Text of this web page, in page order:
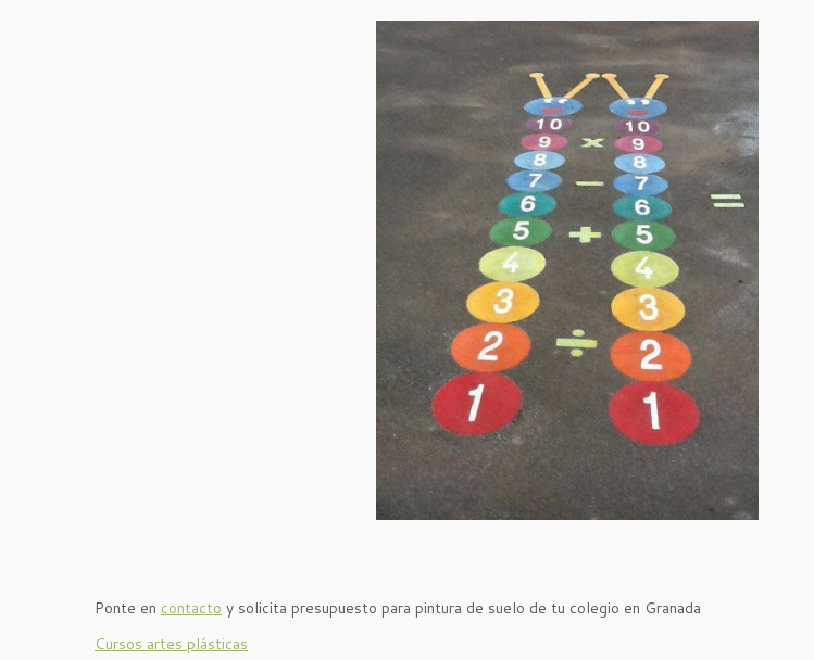
Ponte en contacto y solicita presupuesto para pintura de suelo de tu colegio en Granada
Cursos artes plásticas